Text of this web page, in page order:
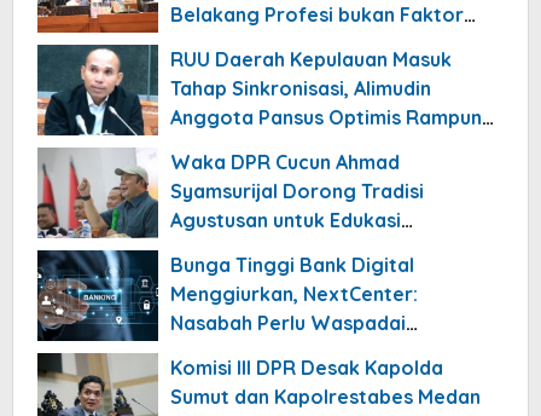
Belakang Profesi bukan Faktor
RUU Daerah Kepulauan Masuk
Tahap Sinkronisasi, Alimudin
Anggota Pansus Optimis Rampung
Waka DPR Cucun Ahmad
Syamsurijal Dorong Tradisi
Agustusan untuk Edukasi
Bunga Tinggi Bank Digital
Menggiurkan, NextCenter:
Nasabah Perlu Waspadai
Komisi III DPR Desak Kapolda
Sumut dan Kapolrestabes Medan